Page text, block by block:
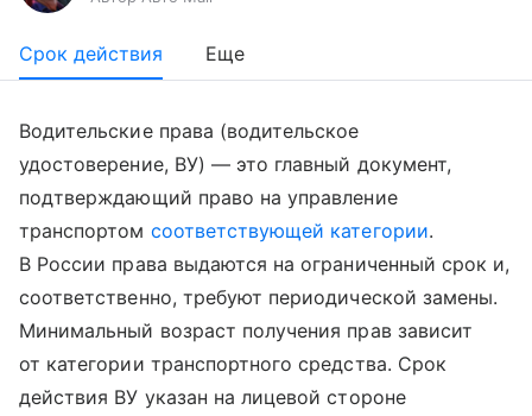
Срок действия Еще
Водительские права (водительское
удостоверение, ВУ) — это главный документ,
подтверждающий право на управление
транспортом соответствующей категории.
В России права выдаются на ограниченный срок и,
соответственно, требуют периодической замены.
Минимальный возраст получения прав зависит
от категории транспортного средства. Срок
действия ВУ указан на лицевой стороне